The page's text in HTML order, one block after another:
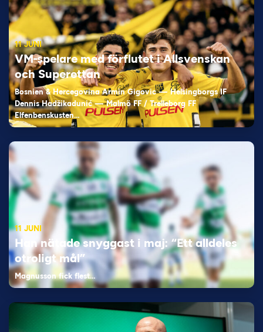
11 JUNI
VM-spelare med förflutet i Allsvenskan
och Superettan
Bosnien & Hercegovina Armin Gigovic — Helsingborgs IF
Dennis Hadžikadunić — Malmö FF / Trelleborg FF
Elfenbenskusten…
11 JUNI
Han nätade snyggast i maj: “Ett alldeles
otroligt mål”
Magnusson fick flest…